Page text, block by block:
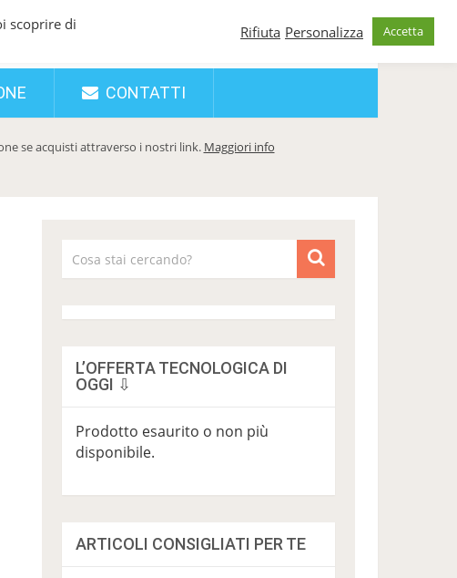
CONTATTI
se acquisti attraverso i nostri link. Maggiori info
L’OFFERTA TECNOLOGICA DI
OGGI ⇩
Prodotto esaurito o non più
disponibile.
ARTICOLI CONSIGLIATI PER TE
scoprire di
Rifiuta Personalizza Accetta